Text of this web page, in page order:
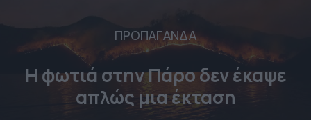
ΠΡΟΠΑΓΑΝΔΑ
Η φωτιά στην Πάρο δεν έκαψε
απλώς μια έκταση